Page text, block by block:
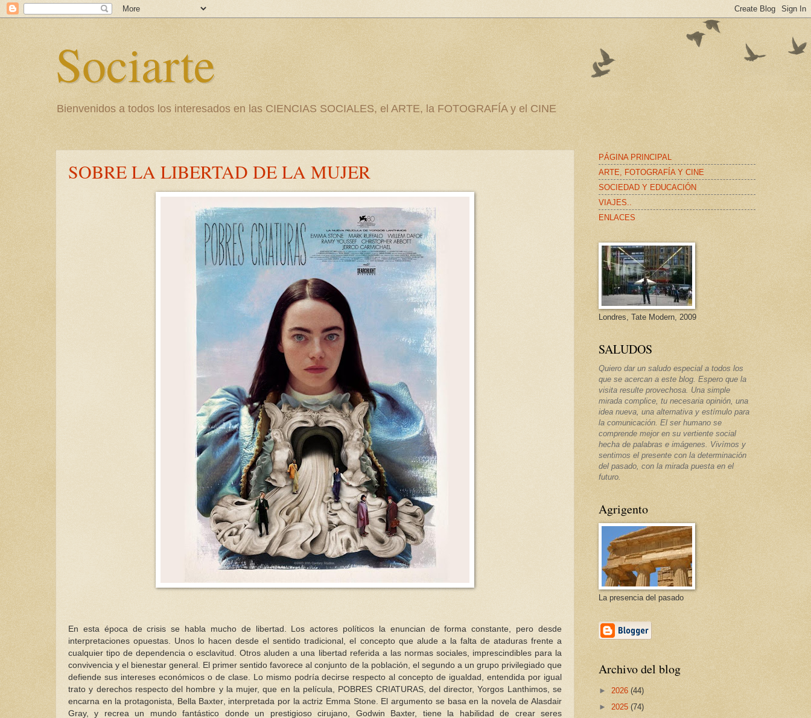
Sociarte
Bienvenidos a todos los interesados en las CIENCIAS SOCIALES, el ARTE, la FOTOGRAFÍA y el CINE
SOBRE LA LIBERTAD DE LA MUJER
En esta época de crisis se habla mucho de libertad. Los actores políticos la enuncian de forma constante, pero desde
interpretaciones opuestas. Unos lo hacen desde el sentido tradicional, el concepto que alude a la falta de ataduras frente a
cualquier tipo de dependencia o esclavitud. Otros aluden a una libertad referida a las normas sociales, imprescindibles para la
convivencia y el bienestar general. El primer sentido favorece al conjunto de la población, el segundo a un grupo privilegiado que
defiende sus intereses económicos o de clase. Lo mismo podría decirse respecto al concepto de igualdad, entendida por igual
trato y derechos respecto del hombre y la mujer, que en la película, POBRES CRIATURAS, del director, Yorgos Lanthimos, se
encarna en la protagonista, Bella Baxter, interpretada por la actriz Emma Stone. El argumento se basa en la novela de Alasdair
Gray, y recrea un mundo fantástico donde un prestigioso cirujano, Godwin Baxter, tiene la habilidad de crear seres
PÁGINA PRINCIPAL
ARTE, FOTOGRAFÍA Y CINE
SOCIEDAD Y EDUCACIÓN
VIAJES..
ENLACES
Londres, Tate Modern, 2009
SALUDOS
Quiero dar un saludo especial a todos los
que se acercan a este blog. Espero que la
visita resulte provechosa. Una simple
mirada complice, tu necesaria opinión, una
idea nueva, una alternativa y estímulo para
la comunicación. El ser humano se
comprende mejor en su vertiente social
hecha de palabras e imágenes. Vivímos y
sentimos el presente con la determinación
del pasado, con la mirada puesta en el
futuro.
Agrigento
La presencia del pasado
Archivo del blog
► 2026 (44)
► 2025 (74)